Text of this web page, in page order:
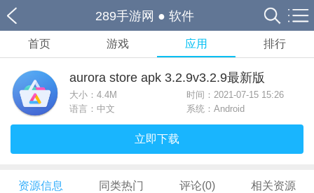
289手游网 ● 软件
首页 游戏 应用 排行
aurora store apk 3.2.9v3.2.9最新版
大小： 4.4M
时间：2021-07-15 15:26
语言：中文
系统：Android
立即下载
资源信息 同类热门 评论(0) 相关资源